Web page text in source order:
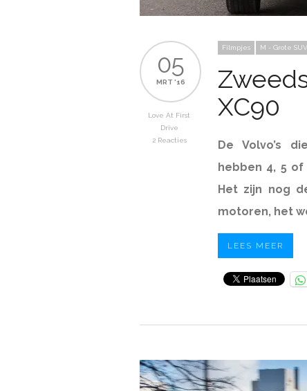
05
MRT '16
Love At First
Drive
2 Reacties
Filmpjes M - Grote
XC90
De Volvo’s
hebben 4, 5
Het zijn nog
motoren, het
LEES MEER